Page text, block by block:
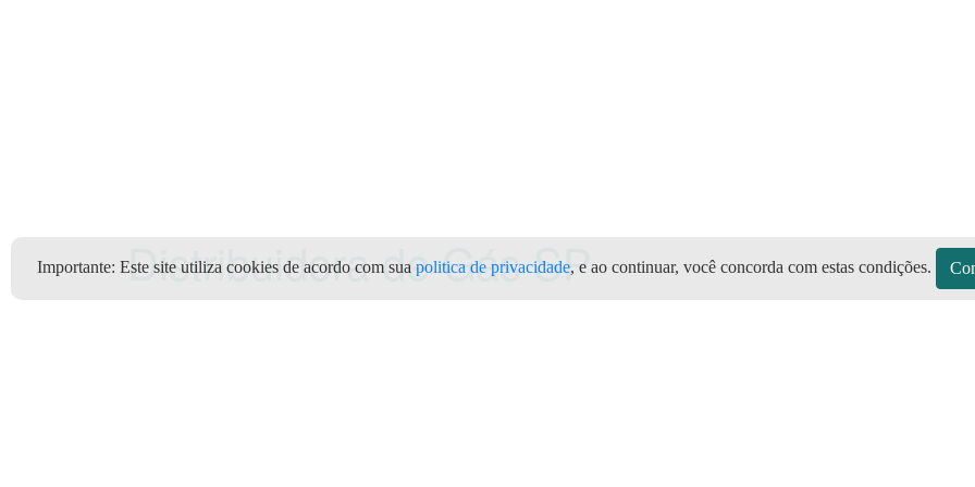
Distribuidora de GásSP
Importante: Este site utiliza cookies de acordo com suapolitica de privacidade, e ao continuar, você concorda com estas condições.